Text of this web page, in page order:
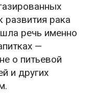
развития рака
речь именно
—
о питьевой
и других